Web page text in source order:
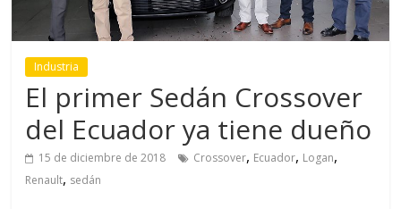
Industria
El primer Sedán Crossover
del Ecuador ya tiene dueño
15 de diciembre de 2018 Crossover, Ecuador, Logan,
Renault, sedán